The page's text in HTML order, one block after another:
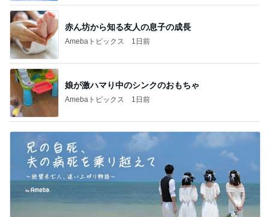
赤ん坊から知る友人の息子の成長
Amebaトピックス 1日前
娘が激ハマり中のシンクのおもちゃ
Amebaトピックス 1日前